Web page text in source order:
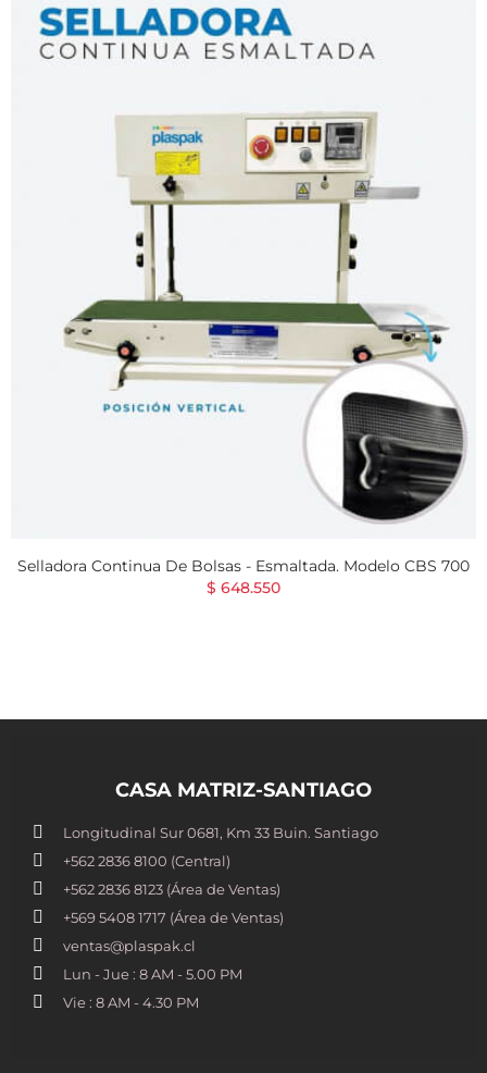
Selladora Continua De Bolsas - Esmaltada. Modelo CBS 700
$ 648.550
CASA MATRIZ-SANTIAGO
Longitudinal Sur 0681, Km 33 Buin. Santiago
+562 2836 8100​ (Central)
+562 2836 8123 (Área de Ventas)
+569 5408 1717 (Área de Ventas)
ventas@plaspak.cl
Lun - Jue : 8 AM - 5.00 PM
Vie : 8 AM - 4.30 PM